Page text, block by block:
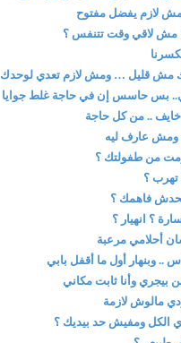
لازم يفضل مفتوح
مش لاقي وقت تتنفس ؟
مش قليل … ومش لازم تعدي لوحدك
بس حاسس إن في حاجة غلط جوايا
.. من كل حاجة
ومش عارف ليه
من طفولتك ؟
تهرب ؟
فاهمك ؟
؟ انهيار ؟
أحلامي مرعبة
.. وبنهار أول ما أقفل بابي
وأنا ثابت مكاني
مالوش لازمة
الكل ومفيش حد بيديك ؟